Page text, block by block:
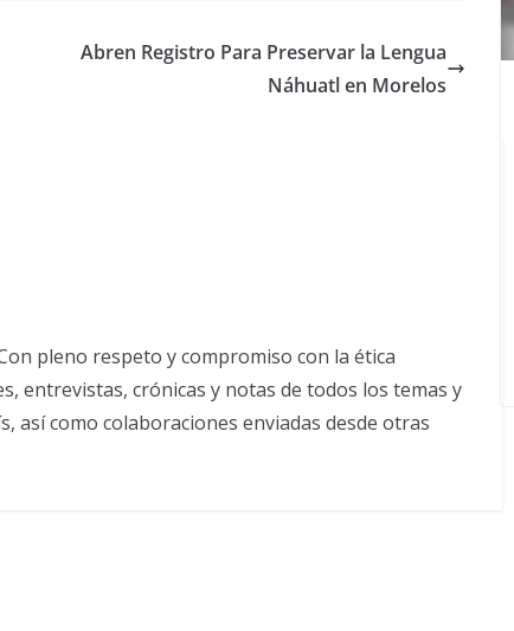
Abren Registro Para Preservar la Lengua
Náhuatl en Morelos
pleno respeto y compromiso con la ética
entrevistas, crónicas y notas de todos los temas y
así como colaboraciones enviadas desde otras